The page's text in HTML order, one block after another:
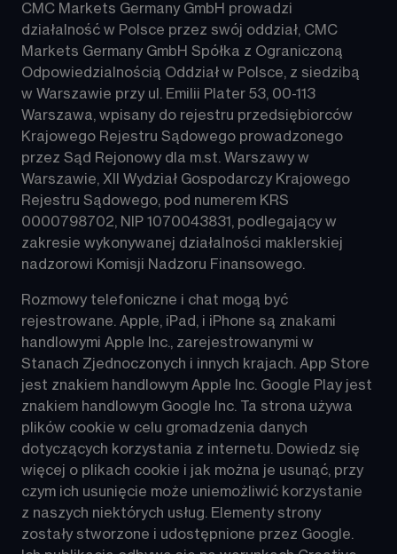
CMC Markets Germany GmbH prowadzi
działalność w Polsce przez swój oddział, CMC
Markets Germany GmbH Spółka z Ograniczoną
Odpowiedzialnością Oddział w Polsce, z siedzibą
w Warszawie przy ul. Emilii Plater 53, 00-113
Warszawa, wpisany do rejestru przedsiębiorców
Krajowego Rejestru Sądowego prowadzonego
przez Sąd Rejonowy dla m.st. Warszawy w
Warszawie, XII Wydział Gospodarczy Krajowego
Rejestru Sądowego, pod numerem KRS
0000798702, NIP 1070043831, podlegający w
zakresie wykonywanej działalności maklerskiej
nadzorowi Komisji Nadzoru Finansowego.
Rozmowy telefoniczne i chat mogą być
rejestrowane. Apple, iPad, i iPhone są znakami
handlowymi Apple Inc., zarejestrowanymi w
Stanach Zjednoczonych i innych krajach. App Store
jest znakiem handlowym Apple Inc. Google Play jest
znakiem handlowym Google Inc. Ta strona używa
plików cookie w celu gromadzenia danych
dotyczących korzystania z internetu. Dowiedz się
więcej o plikach cookie i jak można je usunąć, przy
czym ich usunięcie może uniemożliwić korzystanie
z naszych niektórych usług. Elementy strony
zostały stworzone i udostępnione przez Google.